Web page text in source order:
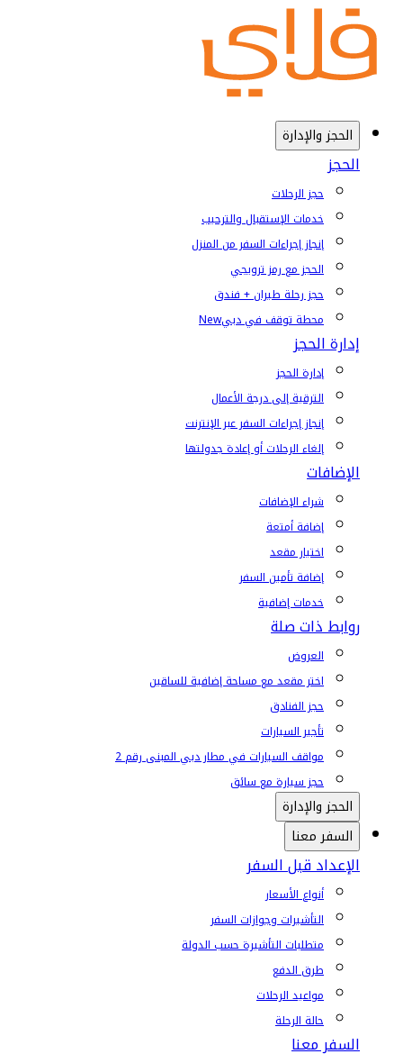
الحجز والإدارة
الحجز
حجز الرحلات
خدمات الإستقبال والترحيب
إنجاز إجراءات السفر من المنزل
الحجز مع رمز ترويجي
حجز رحلة طيران + فندق
محطة توقف في دبيNew
إدارة الحجز
إدارة الحجز
الترقية إلى درجة الأعمال
إنجاز إجراءات السفر عبر الإنترنت
إلغاء الرحلات أو إعادة جدولتها
الإضافات
شراء الإضافات
إضافة أمتعة
اختيار مقعد
إضافة تأمين السفر
خدمات إضافية
روابط ذات صلة
العروض
اختر مقعد مع مساحة إضافية للساقين
حجز الفنادق
تأجير السيارات
مواقف السيارات في مطار دبي المبنى رقم 2
حجز سيارة مع سائق
الحجز والإدارة
السفر معنا
الإعداد قبل السفر
أنواع الأسعار
التأشيرات وجوازات السفر
متطلبات التأشيرة حسب الدولة
طرق الدفع
مواعيد الرحلات
حالة الرحلة
السفر معنا